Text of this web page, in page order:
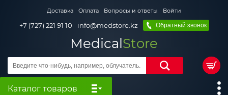
Доставка Оплата Вопросы и ответы Войти
+7 (727) 221 91 10 info@medstore.kz Обратный звонок
MedicalStore
Каталог товаров